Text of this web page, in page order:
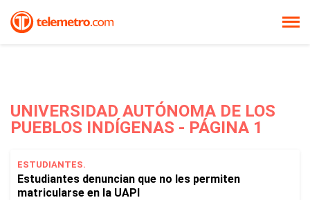
UNIVERSIDAD AUTÓNOMA DE LOS
PUEBLOS INDÍGENAS - PÁGINA 1
ESTUDIANTES.
Estudiantes denuncian que no les permiten
matricularse en la UAPI